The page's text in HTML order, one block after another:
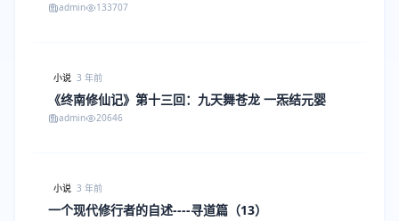
admin 133707
小说 3 年前
《终南修仙记》第十三回：九天舞苍龙 一炁结元婴
admin 20646
小说 3 年前
一个现代修行者的自述----寻道篇（13）